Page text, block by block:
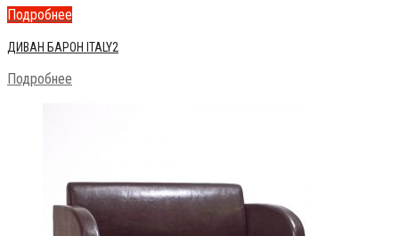
Подробнее
ДИВАН БАРОН ITALY2
Подробнее